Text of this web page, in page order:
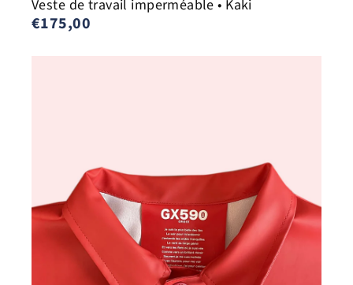
Veste de travail imperméable • Kaki
€175,00